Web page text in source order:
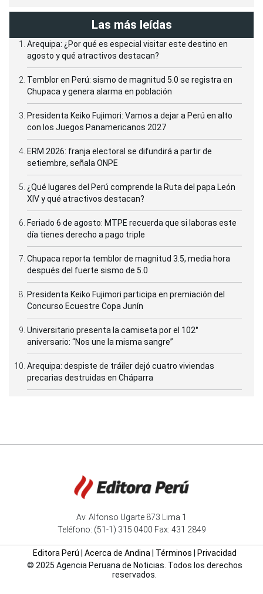
Las más leídas
Arequipa: ¿Por qué es especial visitar este destino en
agosto y qué atractivos destacan?
Temblor en Perú: sismo de magnitud 5.0 se registra en
Chupaca y genera alarma en población
Presidenta Keiko Fujimori: Vamos a dejar a Perú en alto
con los Juegos Panamericanos 2027
ERM 2026: franja electoral se difundirá a partir de
setiembre, señala ONPE
¿Qué lugares del Perú comprende la Ruta del papa León
XIV y qué atractivos destacan?
Feriado 6 de agosto: MTPE recuerda que si laboras este
día tienes derecho a pago triple
Chupaca reporta temblor de magnitud 3.5, media hora
después del fuerte sismo de 5.0
Presidenta Keiko Fujimori participa en premiación del
Concurso Ecuestre Copa Junín
Universitario presenta la camiseta por el 102°
aniversario: “Nos une la misma sangre”
Arequipa: despiste de tráiler dejó cuatro viviendas
precarias destruidas en Cháparra
Av. Alfonso Ugarte 873 Lima 1
Teléfono: (51-1) 315 0400 Fax: 431 2849
Editora Perú Acerca de Andina| Términos
Privacidad
© 2025 Agencia Peruana de Noticias. Todos los derechos
reservados.